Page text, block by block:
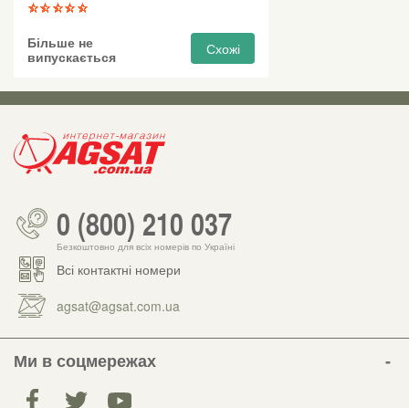
Більше не
випускається
Схожі
0 (800) 210 037
Безкоштовно для всіх номерів по Україні
Всі контактні номери
agsat@agsat.com.ua
Ми в соцмережах